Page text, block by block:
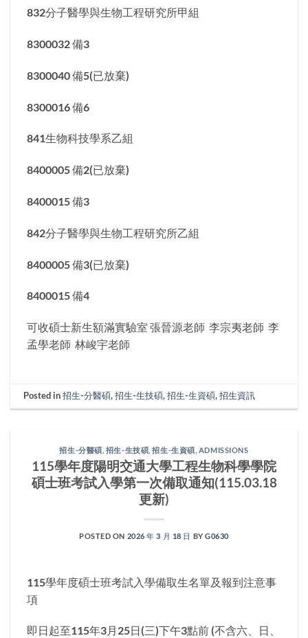
832分子醫學與生物工程研究所甲組
8300032 備3
8300040 備5(已放棄)
8300016 備6
841生物科技學系乙組
8400005 備2(已放棄)
8400015 備3
842分子醫學與生物工程研究所乙組
8400005 備3(已放棄)
8400015 備4
可收碩士新生額滿實驗室 張晉源老師 李宗夷老師 李
孟學老師 林峻宇老師
Posted in招生-分醫碩,招生-生技碩,招生-生資碩,招生資訊
招生-分醫碩 招生-生技碩 ,招生-生資碩 ADMISSIONS
115學年度陽明交通大學工程生物科學學院
碩士班考試入學第一次備取通知(115.03.18
更新)
POSTED ON 2026 年 3 月 18 日 BYG0630
115學年度碩士班考試入學備取生名單及報到注意事
項
即日起至115年3月25日(三)下午3點前 (不含六、日、